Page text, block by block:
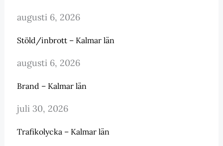
augusti 6, 2026
Stöld/inbrott – Kalmar län
augusti 6, 2026
Brand – Kalmar län
juli 30, 2026
Trafikolycka – Kalmar län